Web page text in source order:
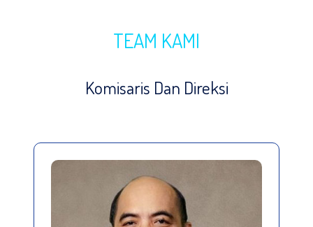
TEAM KAMI
Komisaris Dan Direksi